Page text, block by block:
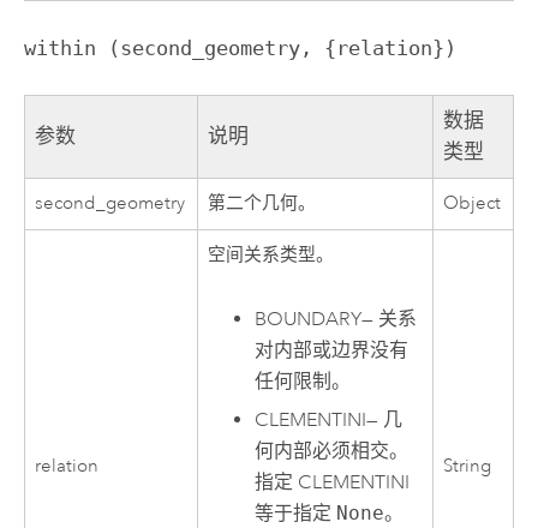
within (second_geometry, {relation})
参数 说明
数据
类型
second_geometry 第二个几何。 Object
relation
空间关系类型。
BOUNDARY— 关系
对内部或边界没有
任何限制。
CLEMENTINI— 几
何内部必须相交。
指定 CLEMENTINI
等于指定 None。
String